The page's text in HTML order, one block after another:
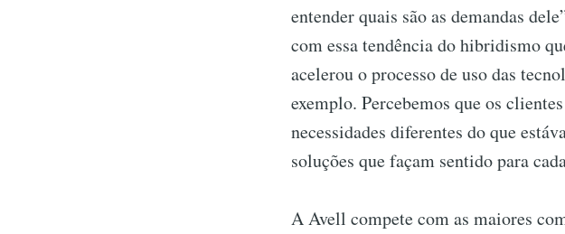
entender quais são as demandas
com essa tendência do hibridismo
acelerou o processo de uso das
exemplo. Percebemos que os
necessidades diferentes do que
soluções que façam sentido para
A Avell compete com as maiores